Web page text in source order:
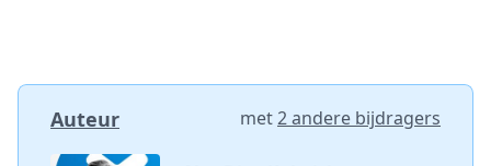
Auteur met2 andere bijdragers